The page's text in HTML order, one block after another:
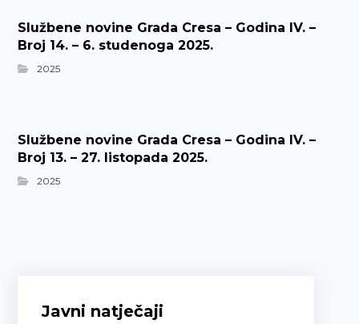
Službene novine Grada Cresa – Godina IV. –
Broj 14. – 6. studenoga 2025.
2025
Službene novine Grada Cresa – Godina IV. –
Broj 13. – 27. listopada 2025.
2025
Javni natječaji